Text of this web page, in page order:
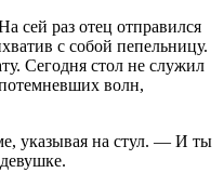
сей раз отец отправился
с собой пепельницу.
Сегодня стол не служил
волн,
указывая на стул. — И ты